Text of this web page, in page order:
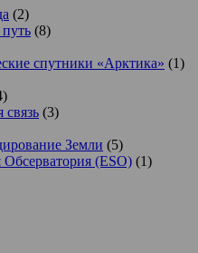
(2)
(8)
спутники «Арктика» (1)
связь (3)
Земли (5)
(ESO) (1)